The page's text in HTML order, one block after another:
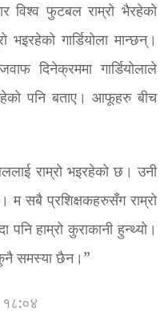
विश्व फुटबल राम्रो भैरहेको
गार्डियोला मान्छन्।
दिनेक्रममा गार्डियोलाले
पनि बताए। आफूहरु बीच
राम्रो भइरहेको छ। उनी
म सबै प्रशिक्षकहरुसँग राम्रो
पनि हाम्रो कुराकानी हुन्थ्यो।
समस्या छैन।”
१८:०४